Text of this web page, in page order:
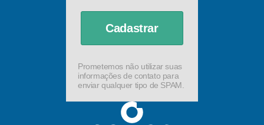
Cadastrar
Prometemos não utilizar suas
informações de contato para
enviar qualquer tipo de SPAM.